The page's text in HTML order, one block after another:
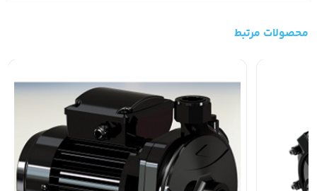
محصولات مرتبط